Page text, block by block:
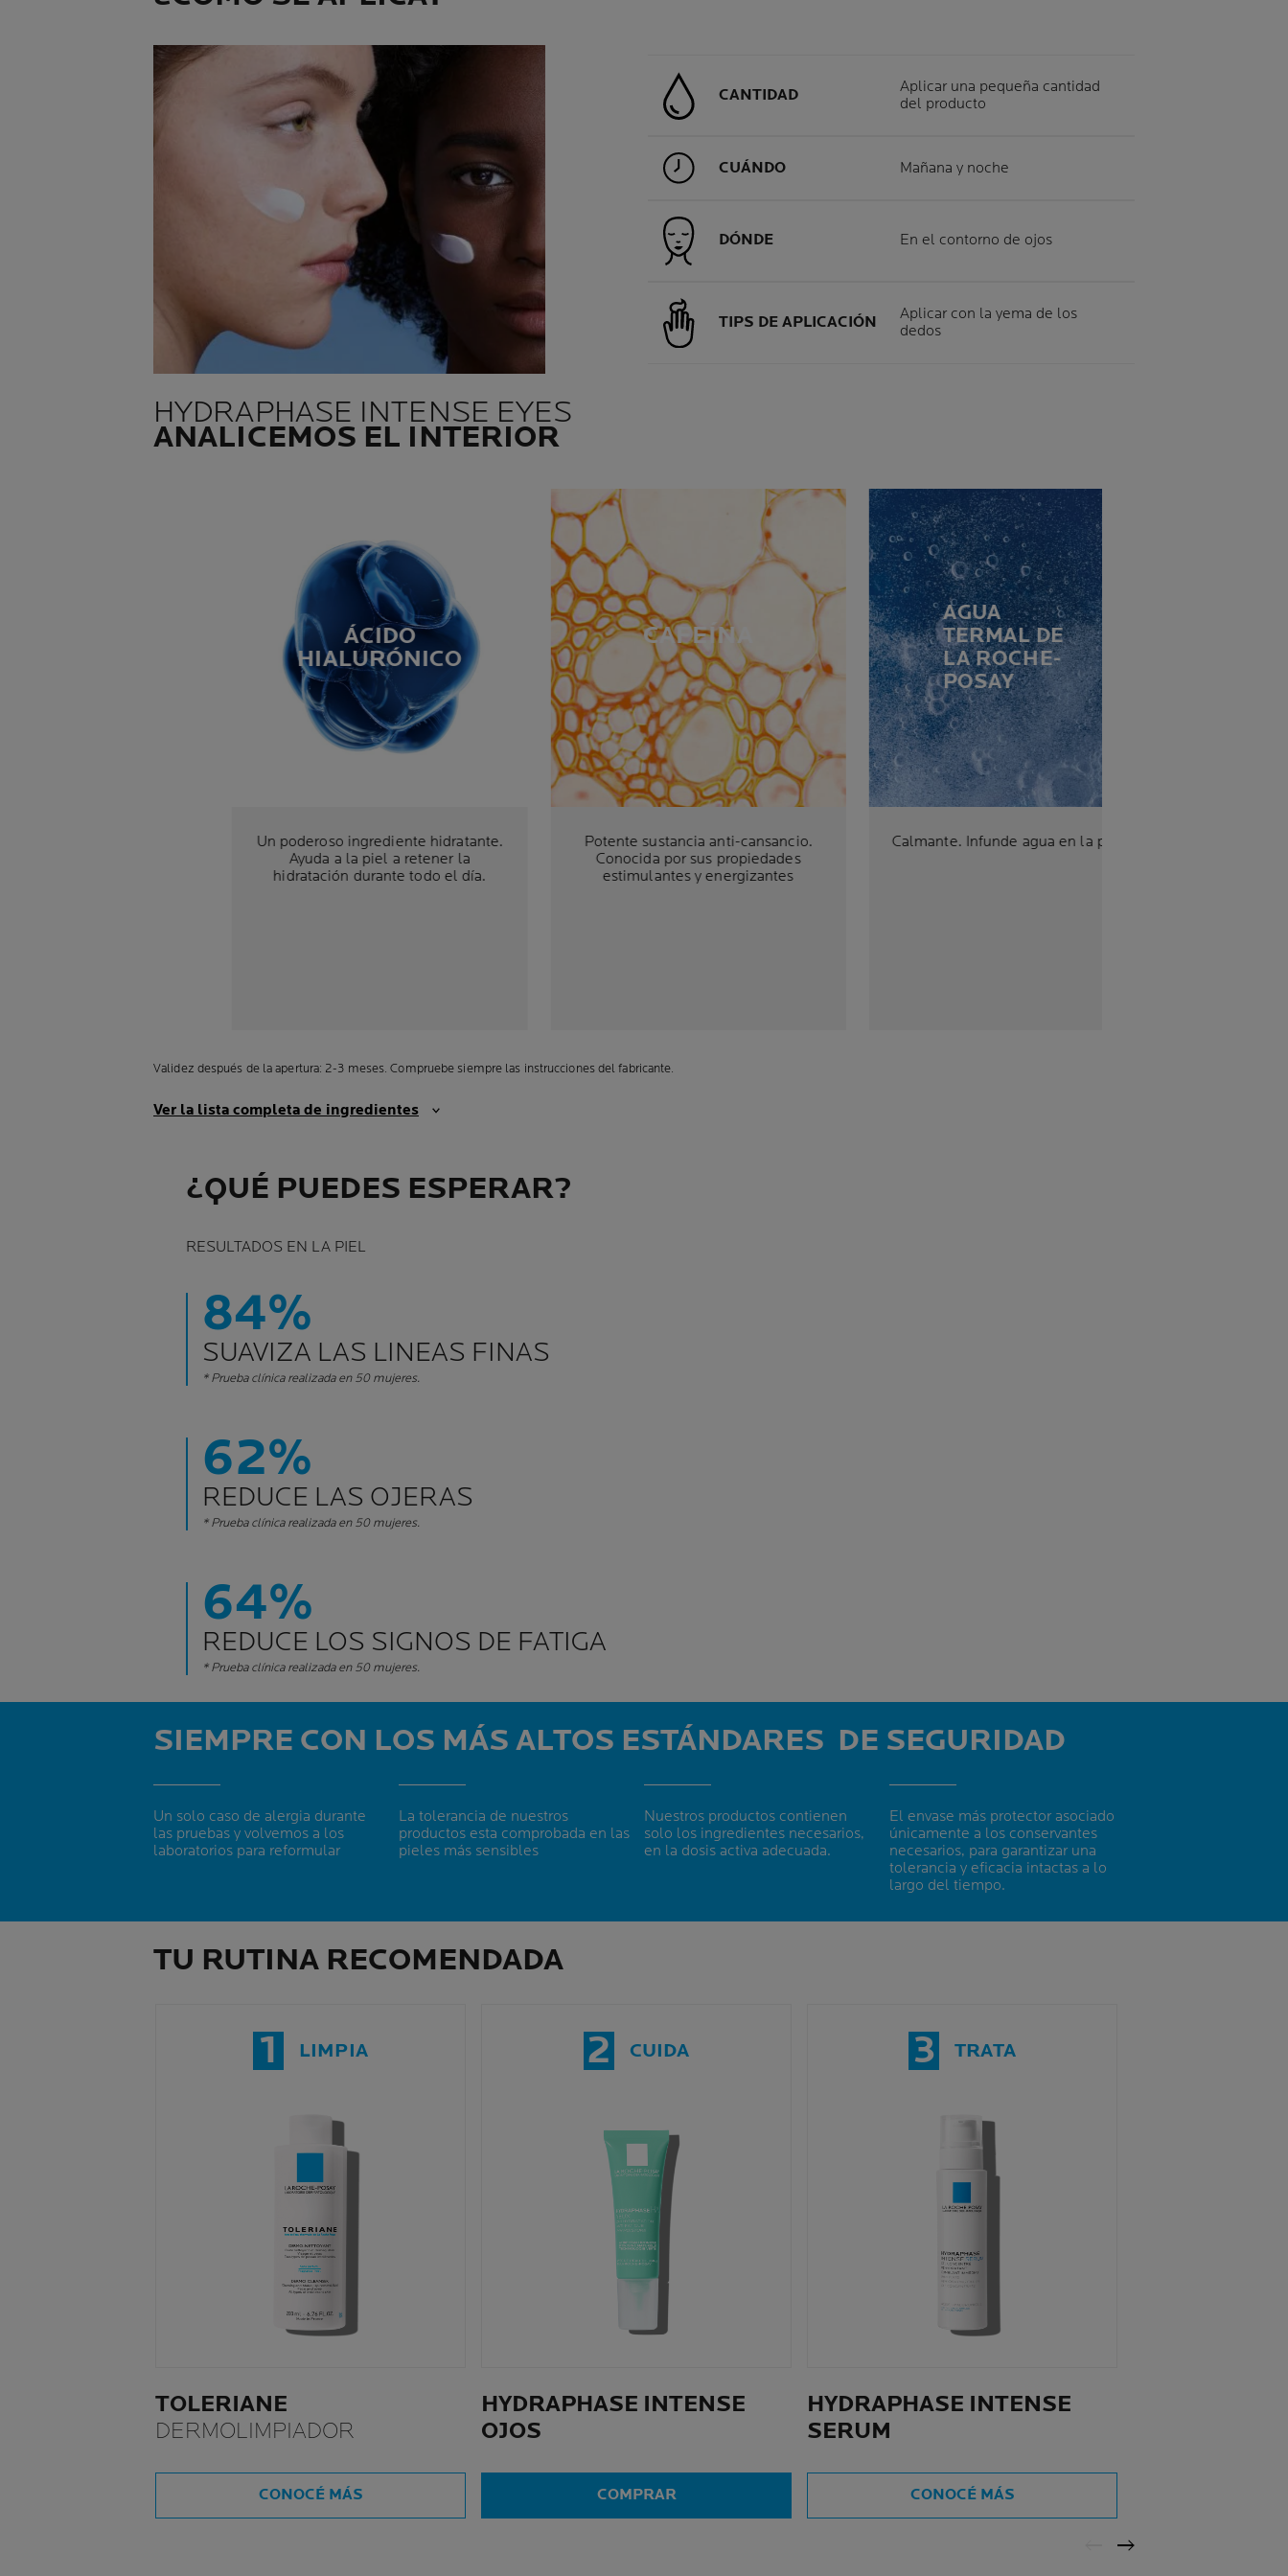
CANTIDAD
Aplicar una pequeña cantidad
del producto
CUÁNDO Mañana y noche
DÓNDE En el contorno de ojos
TIPS DE APLICACIÓN
Aplicar con la yema de los
dedos
HYDRAPHASE INTENSE EYES
ANALICEMOS EL INTERIOR
ÁCIDO
HIALURÓNICO
Un poderoso ingrediente hidratante.
Ayuda a la piel a retener la
hidratación durante todo el día.
CAFEÍNA
Potente sustancia anti-cansancio.
Conocida por sus propiedades
estimulantes y energizantes
AGUA
TERMAL DE
LA ROCHE-
POSAY
Calmante. Infunde agua en la piel.
Validez después de la apertura: 2-3 meses. Compruebe siempre las instrucciones del fabricante.
Ver la lista completa de ingredientes
¿QUÉ PUEDES ESPERAR?
RESULTADOS EN LA PIEL
84%
SUAVIZA LAS LINEAS FINAS
* Prueba clínica realizada en 50 mujeres.
62%
REDUCE LAS OJERAS
* Prueba clínica realizada en 50 mujeres.
64%
REDUCE LOS SIGNOS DE FATIGA
* Prueba clínica realizada en 50 mujeres.
SIEMPRE CON LOS MÁS ALTOS ESTÁNDARES DE SEGURIDAD
Un solo caso de alergia durante
las pruebas y volvemos a los
laboratorios para reformular
La tolerancia de nuestros
productos esta comprobada en las
pieles más sensibles
Nuestros productos contienen
solo los ingredientes necesarios,
en la dosis activa adecuada.
El envase más protector asociado
únicamente a los conservantes
necesarios, para garantizar una
tolerancia y eficacia intactas a lo
largo del tiempo.
TU RUTINA RECOMENDADA
1 LIMPIA
TOLERIANE
DERMOLIMPIADOR
CONOCÉ MÁS
2 CUIDA
HYDRAPHASE INTENSE
OJOS
COMPRAR
3 TRATA
HYDRAPHASE INTENSE
SERUM
CONOCÉ MÁS